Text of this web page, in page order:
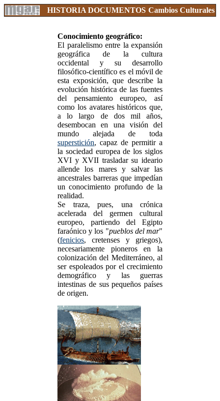
HISTORIA DOCUMENTOS Cambios Culturales
Conocimiento geográfico:
El paralelismo entre la expansión
geográfica de la cultura
occidental y su desarrollo
filosófico-científico es el móvil de
esta exposición, que describe la
evolución histórica de las fuentes
del pensamiento europeo, así
como los avatares históricos que,
a lo largo de dos mil años,
desembocan en una visión del
mundo alejada de toda
superstición, capaz de permitir a
la sociedad europea de los siglos
XVI y XVII trasladar su ideario
allende los mares y salvar las
ancestrales barreras que impedían
un conocimiento profundo de la
realidad.
Se traza, pues, una crónica
acelerada del germen cultural
europeo, partiendo del Egipto
faraónico y los "pueblos del mar"
(fenicios, cretenses y griegos),
necesariamente pioneros en la
colonización del Mediterráneo, al
ser espoleados por el crecimiento
demográfico y las guerras
intestinas de sus pequeños países
de origen.